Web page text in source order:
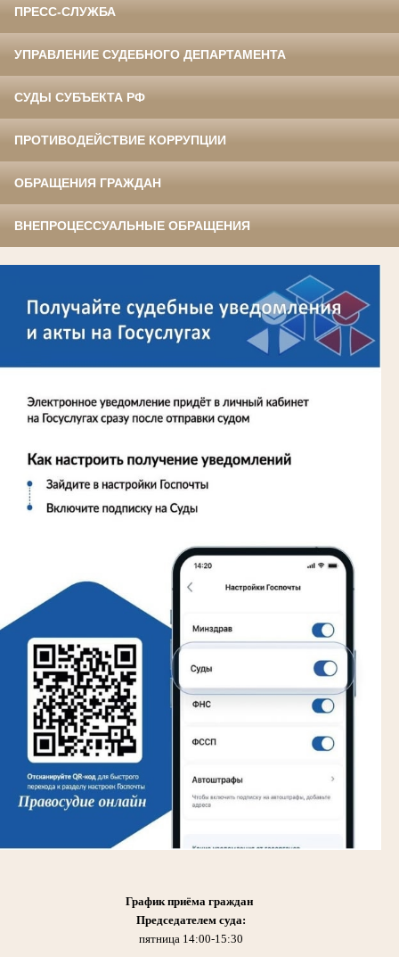
ПРЕСС-СЛУЖБА
УПРАВЛЕНИЕ СУДЕБНОГО ДЕПАРТАМЕНТА
СУДЫ СУБЪЕКТА РФ
ПРОТИВОДЕЙСТВИЕ КОРРУПЦИИ
ОБРАЩЕНИЯ ГРАЖДАН
ВНЕПРОЦЕССУАЛЬНЫЕ ОБРАЩЕНИЯ
График приёма граждан
Председателем суда:
пятница 14:00-15:30